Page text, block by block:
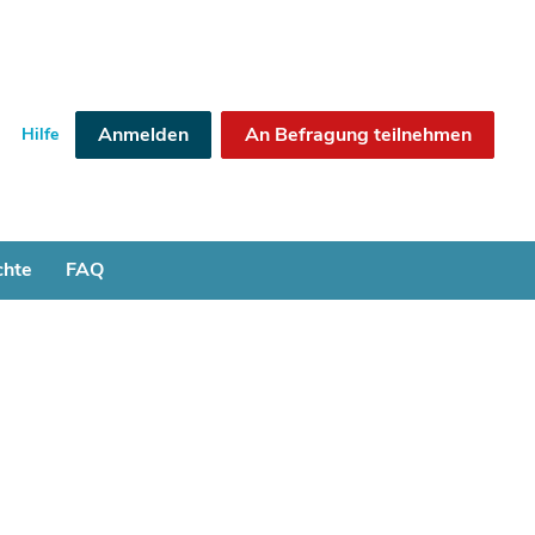
Hilfe Anmelden An Befragung teilnehmen
FAQ